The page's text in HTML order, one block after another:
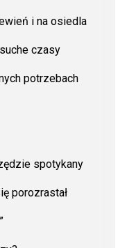
i na osiedla
czasy
potrzebach
spotykany
porozrastał